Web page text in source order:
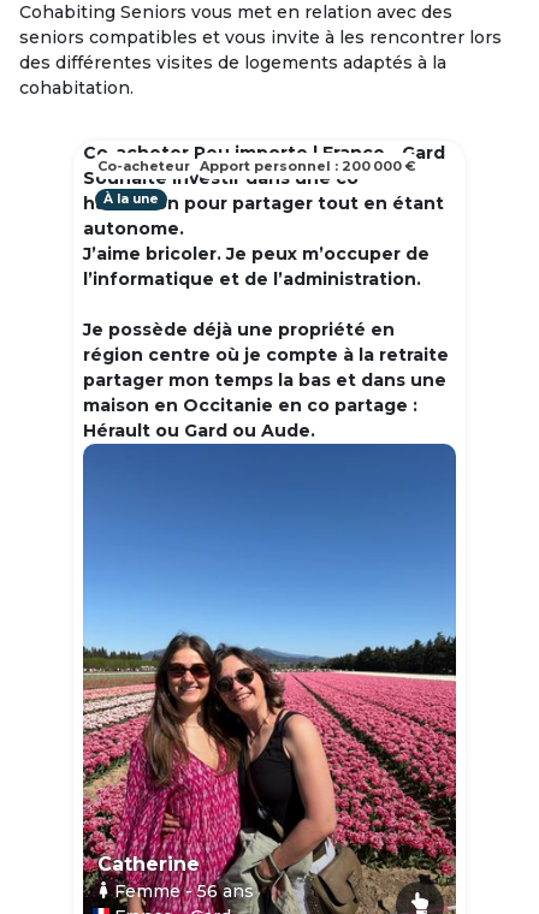
Cohabiting Seniors vous met en relation avec des
seniors compatibles et vous invite à les rencontrer lors
des différentes visites de logements adaptés à la
cohabitation.
Co-acheter Peu importe | France - Gard
Souhaite investir dans une co
habitation pour partager tout en étant
autonome.
J’aime bricoler. Je peux m’occuper de
l’informatique et de l’administration.
Je possède déjà une propriété en
région centre où je compte à la retraite
partager mon temps la bas et dans une
maison en Occitanie en co partage :
Hérault ou Gard ou Aude.
À la une
Catherine
Femme- 56ans
Co-acheteur Apport personnel : 200 000 €